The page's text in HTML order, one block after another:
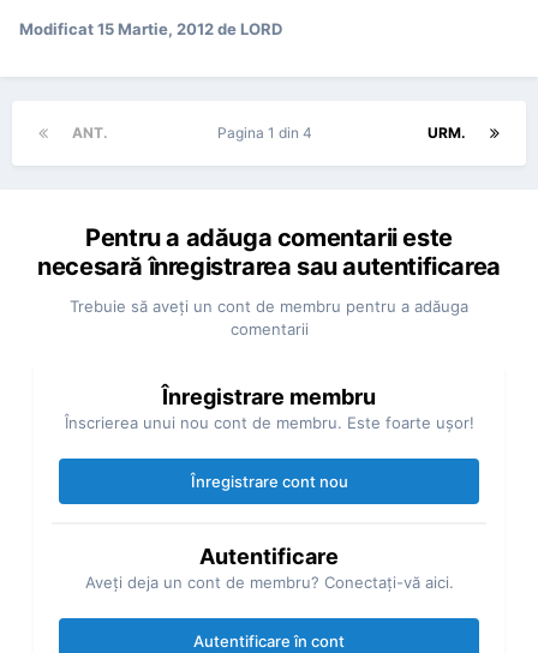
Modificat15 Martie, 2012de LORD
ANT. URM.
Pagina 1 din 4
Pentru a adăuga comentarii este
necesară înregistrarea sau autentificarea
Trebuie să aveţi un cont de membru pentru a adăuga
comentarii
Înregistrare membru
Înscrierea unui nou cont de membru. Este foarte uşor!
Înregistrare cont nou
Autentificare
Aveţi deja un cont de membru? Conectaţi-vă aici.
Autentificare în cont